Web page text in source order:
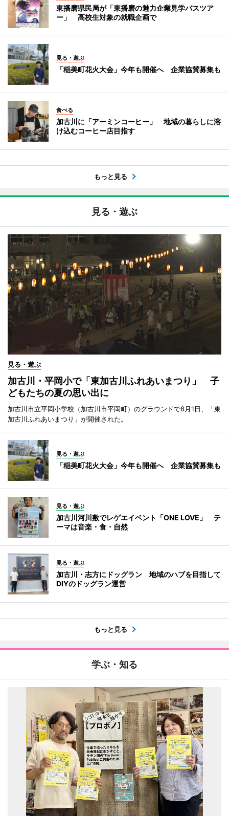
東播磨県民局が「東播磨の魅力企業見学バスツア
ー」 高校生対象の就職企画で
見る・遊ぶ
「稲美町花火大会」今年も開催へ 企業協賛募集も
食べる
加古川に「アーミンコーヒー」 地域の暮らしに溶
け込むコーヒー店目指す
もっと見る
見る・遊ぶ
見る・遊ぶ
加古川・平岡小で「東加古川ふれあいまつり」 子
どもたちの夏の思い出に
加古川市立平岡小学校（加古川市平岡町）のグラウンドで8月1日、「東
加古川ふれあいまつり」が開催された。
見る・遊ぶ
「稲美町花火大会」今年も開催へ 企業協賛募集も
見る・遊ぶ
加古川河川敷でレゲエイベント「ONE LOVE」 テ
ーマは音楽・食・自然
見る・遊ぶ
加古川・志方にドッグラン 地域のハブを目指して
DIYのドッグラン運営
もっと見る
学ぶ・知る